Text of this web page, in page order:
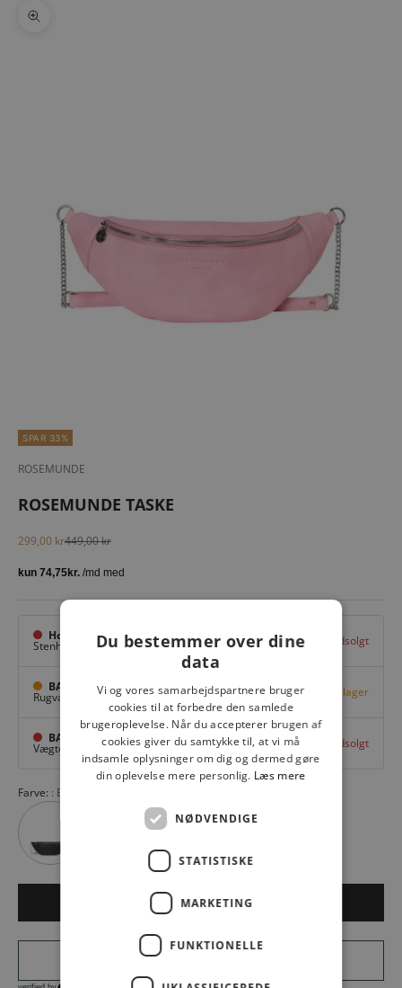
Zoom
SPAR 33%
ROSEMUNDE
ROSEMUNDE TASKE
Salgspris
299,00 krNormalpris
449,00 kr
Hovedlager
Stenhuggervej 10, Odense M Udsolgt
BAGGI Tarup Center
Rugvang 36, Odense NV Få på lager
BAGGI Nyborg
Vægtergade 1,Nyborg Udsolgt
Farve: BUBBLEGUM SILVER
LÆG I KURV
Du bestemmer over dine
data
Vi og vores samarbejdspartnere bruger
cookies til at forbedre den samlede
brugeroplevelse. Når du accepterer brugen af
cookies giver du samtykke til, at vi må
indsamle oplysninger om dig og dermed gøre
din oplevelse mere personlig. Læs mere
NØDVENDIGE
STATISTISKE
MARKETING
FUNKTIONELLE